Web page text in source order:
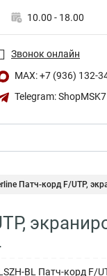
10.00 - 18.00
Звонок онлайн
MAX: +7 (936) 132-
Telegram: ShopMSK7
Патч-корд F/UTP,
BL Патч-корд F/